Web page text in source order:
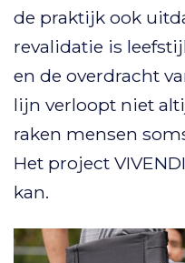
de praktijk ook
revalidatie is
en de overdracht
lijn verloopt niet
raken mensen
Het project
kan.